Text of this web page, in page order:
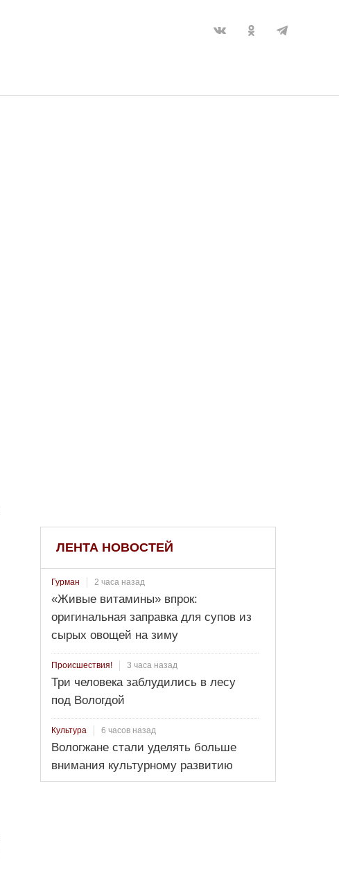
ЛЕНТА НОВОСТЕЙ
Гурман 2 часа назад
«Живые витамины» впрок:
оригинальная заправка для супов из
сырых овощей на зиму
Происшествия! 3 часа назад
Три человека заблудились в лесу
под Вологдой
Культура 6 часов назад
Вологжане стали уделять больше
внимания культурному развитию